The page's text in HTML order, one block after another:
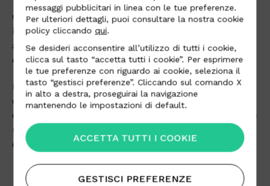
Grazie alla sua straordinaria versatilità, Alcantara si
integra perfettamente con il design pieghevole
avanzato del Razr, valorizzandone sia l’identità visiva
che le prestazioni tecniche.
Il caratteristico soft touch di Alcantara crea una
connessione emotiva immediata, offrendo al
contempo un’eccezionale presa, elevata resistenza e
una praticità senza compromessi, rendendolo un
compagno sofisticato per l’uso quotidiano.
messaggi pubblicitari in linea con le tue preferenze.
Per ulteriori dettagli, puoi consultare la nostra cookie
policy cliccando qui.
Se desideri acconsentire all’utilizzo di tutti i cookie,
clicca sul tasto “accetta tutti i cookie”. Per esprimere
le tue preferenze con riguardo ai cookie, seleziona il
tasto “gestisci preferenze”. Cliccando sul comando X
in alto a destra, proseguirai la navigazione
mantenendo le impostazioni di default.
ACCETTA TUTTI I COOKIE
GESTISCI PREFERENZE